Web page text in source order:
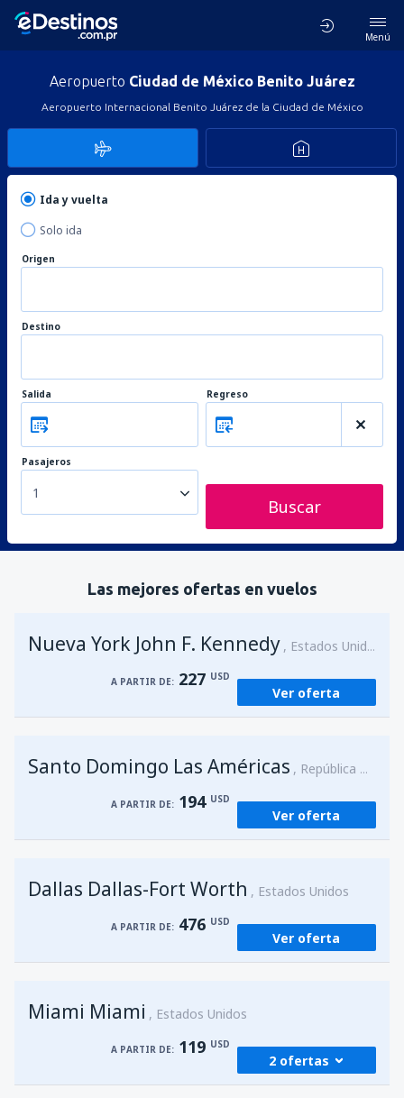
Menú
Aeropuerto Ciudad de México Benito Juárez
Aeropuerto Internacional Benito Juárez de la Ciudad de México
Ida y vuelta
Solo ida
Origen
Destino
Salida Regreso
Pasajeros
1
Buscar
Las mejores ofertas en vuelos
Nueva York John F. Kennedy Estados Unidos
A PARTIR DE: 227 USD
Ver oferta
Santo Domingo Las Américas República Dominicana
A PARTIR DE: 194 USD
Ver oferta
Dallas Dallas-Fort Worth Estados Unidos
A PARTIR DE: 476 USD
Ver oferta
Miami Miami Estados Unidos
A PARTIR DE: 119 USD
2 ofertas